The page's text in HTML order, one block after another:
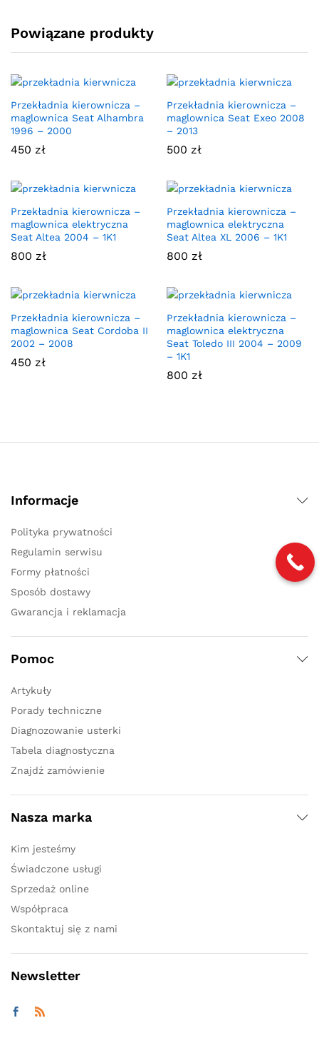
Powiązane produkty
Przekładnia kierownicza –
maglownica Seat Alhambra
1996 – 2000
450 zł
Przekładnia kierownicza –
maglownica Seat Exeo 2008
– 2013
500 zł
Przekładnia kierownicza –
maglownica elektryczna
Seat Altea 2004 – 1K1
800 zł
Przekładnia kierownicza –
maglownica elektryczna
Seat Altea XL 2006 – 1K1
800 zł
Przekładnia kierownicza –
maglownica Seat Cordoba II
2002 – 2008
450 zł
Przekładnia kierownicza –
maglownica elektryczna
Seat Toledo III 2004 – 2009
– 1K1
800 zł
Informacje
Polityka prywatności
Regulamin serwisu
Formy płatności
Sposób dostawy
Gwarancja i reklamacja
Pomoc
Artykuły
Porady techniczne
Diagnozowanie usterki
Tabela diagnostyczna
Znajdź zamówienie
Nasza marka
Kim jesteśmy
Świadczone usługi
Sprzedaż online
Współpraca
Skontaktuj się z nami
Newsletter